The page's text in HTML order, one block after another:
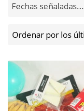
Fechas señaladas...